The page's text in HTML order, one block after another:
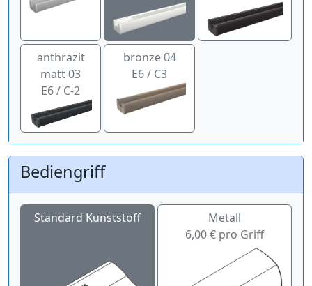
anthrazit
matt 03
E6 / C-2
bronze 04
E6 / C3
Bediengriff
Standard Kunststoff
Metall
6,00 € pro Griff